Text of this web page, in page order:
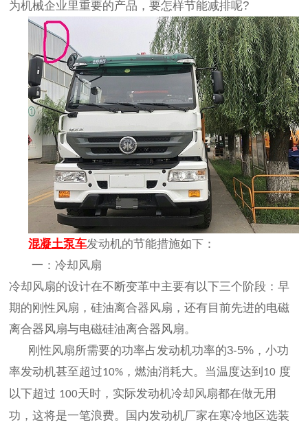
为机械企业里重要的产品，要怎样节能减排呢?
混凝土泵车发动机的节能措施如下：
一：冷却风扇
冷却风扇的设计在不断变革中主要有以下三个阶段：早
期的刚性风扇，硅油离合器风扇，还有目前先进的电磁
离合器风扇与电磁硅油离合器风扇。
刚性风扇所需要的功率占发动机功率的3-5% ，小功
率发动机甚至超过10% ，燃油消耗大。当温度达到 10 度
以下超过 100天时，实际发动机冷却风扇都在做无用
功，这将是一笔浪费。国内发动机厂家在寒冷地区选装